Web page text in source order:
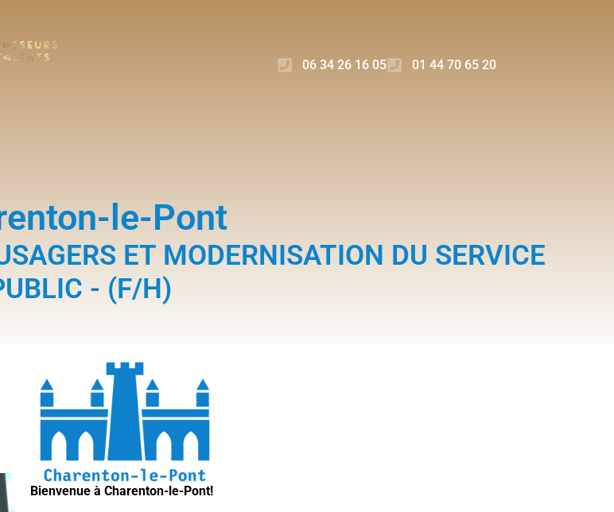
06 34 26 16 05 01 44 70 65 20
le-Pont
ET MODERNISATION DU SERVICE
- (F/H)
Bienvenue à Charenton-le-Pont!